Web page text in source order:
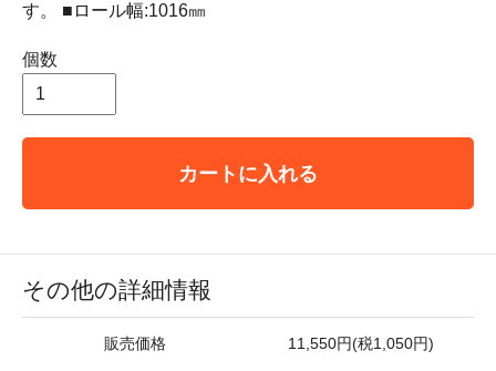
す。 ■ロール幅:1016㎜
個数
カートに入れる
その他の詳細情報
販売価格 11,550円(税1,050円)